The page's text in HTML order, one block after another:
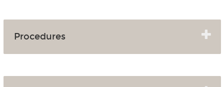
Procedures